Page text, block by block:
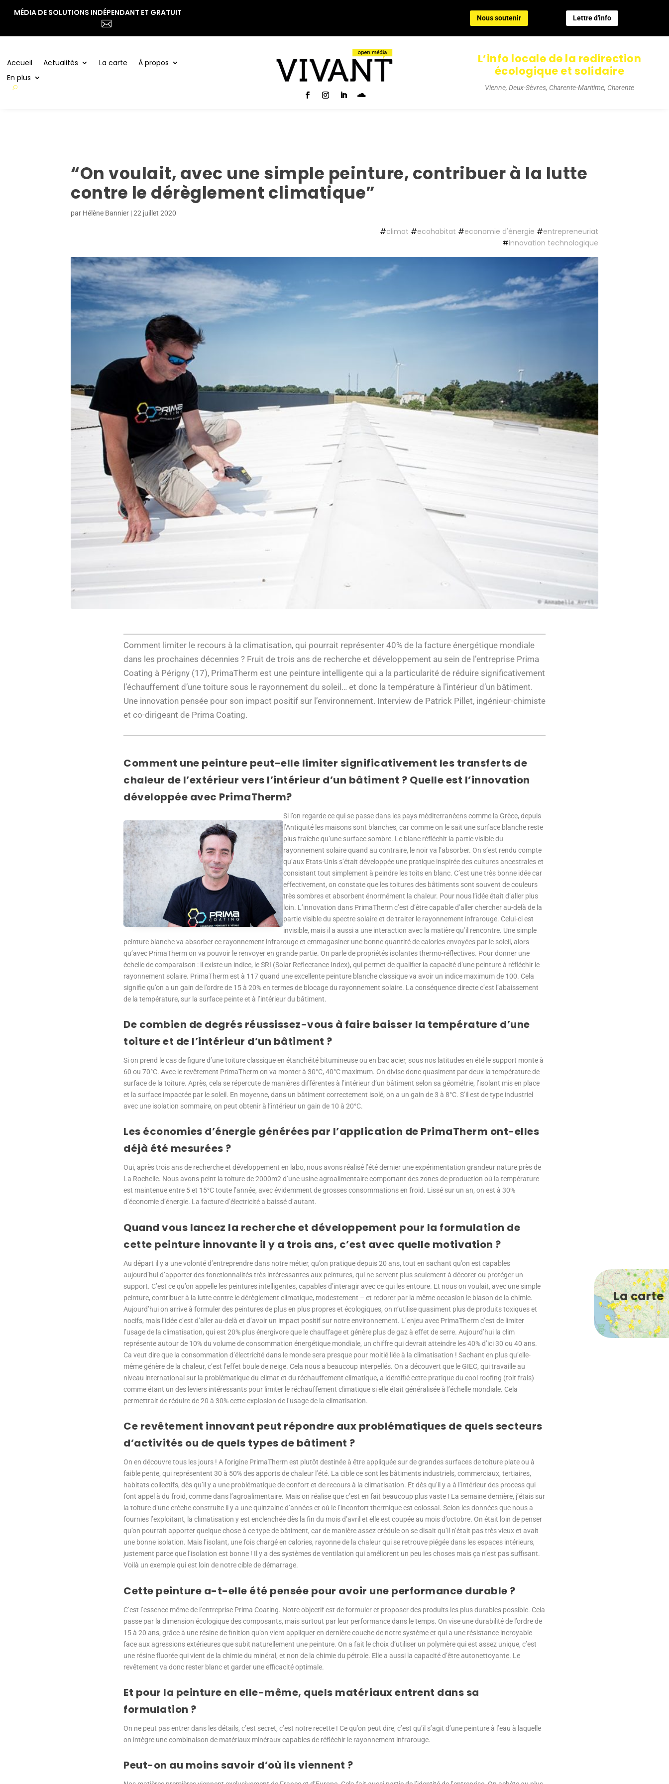
MÉDIA DE SOLUTIONS INDÉPENDANT ET GRATUIT

Nous soutenir Lettre d'info
Accueil Actualités La carte
À propos
En plus
La carte
L’info locale de la redirection
écologique et solidaire
Vienne, Deux-Sèvres, Charente-Maritime, Charente
Accueil Actualités La carte
À propos
Nous soutenir Lettre d'info
“On voulait, avec une simple peinture, contribuer à la lutte
contre le dérèglement climatique”
par Hélène Bannier |22 juillet 2020
#climat #ecohabitat #economie d'énergie #entrepreneuriat
#innovation technologique
Comment limiter le recours à la climatisation, qui pourrait représenter 40% de la facture énergétique mondiale
dans les prochaines décennies ? Fruit de trois ans de recherche et développement au sein de l’entreprise Prima
Coating à Périgny (17), PrimaTherm est une peinture intelligente qui a la particularité de réduire significativement
l’échauffement d’une toiture sous le rayonnement du soleil… et donc la température à l’intérieur d’un bâtiment.
Une innovation pensée pour son impact positif sur l’environnement. Interview de Patrick Pillet, ingénieur-chimiste
et co-dirigeant de Prima Coating.
Comment une peinture peut-elle limiter significativement les transferts de
chaleur de l’extérieur vers l’intérieur d’un bâtiment ? Quelle est l’innovation
développée avec PrimaTherm?
Si l’on regarde ce qui se passe dans les pays méditerranéens comme la Grèce, depuis
l’Antiquité les maisons sont blanches, car comme on le sait une surface blanche reste
plus fraîche qu’une surface sombre. Le blanc réfléchit la partie visible du
rayonnement solaire quand au contraire, le noir va l’absorber. On s’est rendu compte
qu’aux Etats-Unis s’était développée une pratique inspirée des cultures ancestrales et
consistant tout simplement à peindre les toits en blanc. C’est une très bonne idée car
effectivement, on constate que les toitures des bâtiments sont souvent de couleurs
très sombres et absorbent énormément la chaleur. Pour nous l’idée était d’aller plus
loin. L’innovation dans PrimaTherm c’est d’être capable d’aller chercher au-delà de la
partie visible du spectre solaire et de traiter le rayonnement infrarouge. Celui-ci est
invisible, mais il a aussi a une interaction avec la matière qu’il rencontre. Une simple
peinture blanche va absorber ce rayonnement infrarouge et emmagasiner une bonne quantité de calories envoyées par le soleil, alors
qu’avec PrimaTherm on va pouvoir le renvoyer en grande partie. On parle de propriétés isolantes thermo-réflectives. Pour donner une
échelle de comparaison : il existe un indice, le SRI (Solar Reflectance Index), qui permet de qualifier la capacité d’une peinture à réfléchir le
rayonnement solaire. PrimaTherm est à 117 quand une excellente peinture blanche classique va avoir un indice maximum de 100. Cela
signifie qu’on a un gain de l’ordre de 15 à 20% en termes de blocage du rayonnement solaire. La conséquence directe c’est l’abaissement
de la température, sur la surface peinte et à l’intérieur du bâtiment.
De combien de degrés réussissez-vous à faire baisser la température d’une
toiture et de l’intérieur d’un bâtiment ?
Si on prend le cas de figure d’une toiture classique en étanchéité bitumineuse ou en bac acier, sous nos latitudes en été le support monte à
60 ou 70°C. Avec le revêtement PrimaTherm on va monter à 30°C, 40°C maximum. On divise donc quasiment par deux la température de
surface de la toiture. Après, cela se répercute de manières différentes à l’intérieur d’un bâtiment selon sa géométrie, l’isolant mis en place
et la surface impactée par le soleil. En moyenne, dans un bâtiment correctement isolé, on a un gain de 3 à 8°C. S’il est de type industriel
avec une isolation sommaire, on peut obtenir à l’intérieur un gain de 10 à 20°C.
Les économies d’énergie générées par l’application de PrimaTherm ont-elles
déjà été mesurées ?
Oui, après trois ans de recherche et développement en labo, nous avons réalisé l’été dernier une expérimentation grandeur nature près de
La Rochelle. Nous avons peint la toiture de 2000m2 d’une usine agroalimentaire comportant des zones de production où la température
est maintenue entre 5 et 15°C toute l’année, avec évidemment de grosses consommations en froid. Lissé sur un an, on est à 30%
d’économie d’énergie. La facture d’électricité a baissé d’autant.
Quand vous lancez la recherche et développement pour la formulation de
cette peinture innovante il y a trois ans, c’est avec quelle motivation ?
Au départ il y a une volonté d’entreprendre dans notre métier, qu’on pratique depuis 20 ans, tout en sachant qu’on est capables
aujourd’hui d’apporter des fonctionnalités très intéressantes aux peintures, qui ne servent plus seulement à décorer ou protéger un
support. C’est ce qu’on appelle les peintures intelligentes, capables d’interagir avec ce qui les entoure. Et nous on voulait, avec une simple
peinture, contribuer à la lutte contre le dérèglement climatique, modestement – et redorer par la même occasion le blason de la chimie.
Aujourd’hui on arrive à formuler des peintures de plus en plus propres et écologiques, on n’utilise quasiment plus de produits toxiques et
nocifs, mais l’idée c’est d’aller au-delà et d’avoir un impact positif sur notre environnement. L’enjeu avec PrimaTherm c’est de limiter
l’usage de la climatisation, qui est 20% plus énergivore que le chauffage et génère plus de gaz à effet de serre. Aujourd’hui la clim
représente autour de 10% du volume de consommation énergétique mondiale, un chiffre qui devrait atteindre les 40% d’ici 30 ou 40 ans.
Ca veut dire que la consommation d’électricité dans le monde sera presque pour moitié liée à la climatisation ! Sachant en plus qu’elle-
même génère de la chaleur, c’est l’effet boule de neige. Cela nous a beaucoup interpellés. On a découvert que le GIEC, qui travaille au
niveau international sur la problématique du climat et du réchauffement climatique, a identifié cette pratique du cool roofing (toit frais)
comme étant un des leviers intéressants pour limiter le réchauffement climatique si elle était généralisée à l’échelle mondiale. Cela
permettrait de réduire de 20 à 30% cette explosion de l’usage de la climatisation.
Ce revêtement innovant peut répondre aux problématiques de quels secteurs
d’activités ou de quels types de bâtiment ?
On en découvre tous les jours ! A l’origine PrimaTherm est plutôt destinée à être appliquée sur de grandes surfaces de toiture plate ou à
faible pente, qui représentent 30 à 50% des apports de chaleur l’été. La cible ce sont les bâtiments industriels, commerciaux, tertiaires,
habitats collectifs, dès qu’il y a une problématique de confort et de recours à la climatisation. Et dès qu’il y a à l’intérieur des process qui
font appel à du froid, comme dans l’agroalimentaire. Mais on réalise que c’est en fait beaucoup plus vaste ! La semaine dernière, j’étais sur
la toiture d’une crèche construite il y a une quinzaine d’années et où le l’inconfort thermique est colossal. Selon les données que nous a
fournies l’exploitant, la climatisation y est enclenchée dès la fin du mois d’avril et elle est coupée au mois d’octobre. On était loin de penser
qu’on pourrait apporter quelque chose à ce type de bâtiment, car de manière assez crédule on se disait qu’il n’était pas très vieux et avait
une bonne isolation. Mais l’isolant, une fois chargé en calories, rayonne de la chaleur qui se retrouve piégée dans les espaces intérieurs,
justement parce que l’isolation est bonne ! Il y a des systèmes de ventilation qui améliorent un peu les choses mais ça n’est pas suffisant.
Voilà un exemple qui est loin de notre cible de démarrage.
Cette peinture a-t-elle été pensée pour avoir une performance durable ?
C’est l’essence même de l’entreprise Prima Coating. Notre objectif est de formuler et proposer des produits les plus durables possible. Cela
passe par la dimension écologique des composants, mais surtout par leur performance dans le temps. On vise une durabilité de l’ordre de
15 à 20 ans, grâce à une résine de finition qu’on vient appliquer en dernière couche de notre système et qui a une résistance incroyable
face aux agressions extérieures que subit naturellement une peinture. On a fait le choix d’utiliser un polymère qui est assez unique, c’est
une résine fluorée qui vient de la chimie du minéral, et non de la chimie du pétrole. Elle a aussi la capacité d’être autonettoyante. Le
revêtement va donc rester blanc et garder une efficacité optimale.
Et pour la peinture en elle-même, quels matériaux entrent dans sa
formulation ?
On ne peut pas entrer dans les détails, c’est secret, c’est notre recette ! Ce qu’on peut dire, c’est qu’il s’agit d’une peinture à l’eau à laquelle
on intègre une combinaison de matériaux minéraux capables de réfléchir le rayonnement infrarouge.
Peut-on au moins savoir d’où ils viennent ?